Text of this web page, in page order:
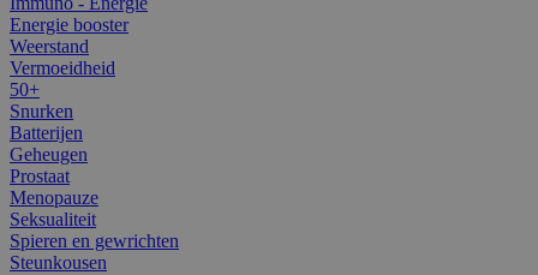
Energie booster
Weerstand
Vermoeidheid
50+
Snurken
Batterijen
Geheugen
Prostaat
Menopauze
Seksualiteit
Spieren en gewrichten
Steunkousen